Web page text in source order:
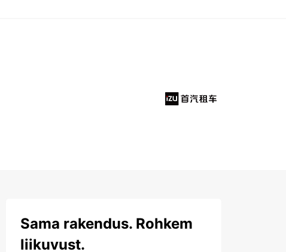
Sama rakendus. Rohkem
liikuvust.